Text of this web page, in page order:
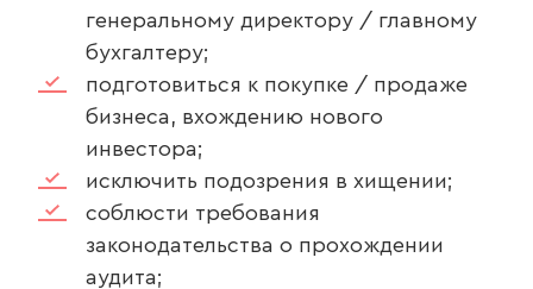
генеральному директору / главному
бухгалтеру;
подготовиться к покупке / продаже
бизнеса, вхождению нового
инвестора;
исключить подозрения в хищении;
соблюсти требования
законодательства о прохождении
аудита;